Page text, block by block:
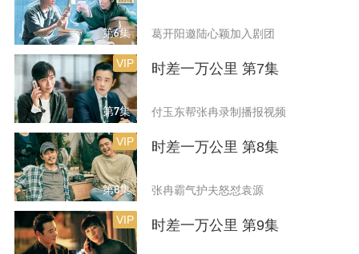
第6集 葛开阳邀陆心颖加入剧团
第7集
VIP 时差一万公里 第7集
付玉东帮张冉录制播报视频
第8集
VIP 时差一万公里 第8集
张冉霸气护夫怒怼袁源
VIP 时差一万公里 第9集